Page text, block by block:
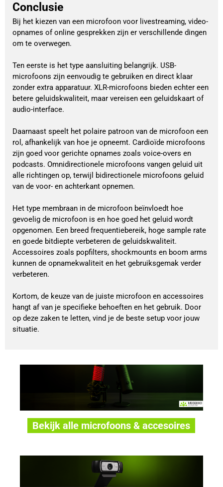
Conclusie
Bij het kiezen van een microfoon voor livestreaming, video-
opnames of online gesprekken zijn er verschillende dingen
om te overwegen.
Ten eerste is het type aansluiting belangrijk. USB-
microfoons zijn eenvoudig te gebruiken en direct klaar
zonder extra apparatuur. XLR-microfoons bieden echter een
betere geluidskwaliteit, maar vereisen een geluidskaart of
audio-interface.
Daarnaast speelt het polaire patroon van de microfoon een
rol, afhankelijk van hoe je opneemt. Cardioïde microfoons
zijn goed voor gerichte opnames zoals voice-overs en
podcasts. Omnidirectionele microfoons vangen geluid uit
alle richtingen op, terwijl bidirectionele microfoons geluid
van de voor- en achterkant opnemen.
Het type membraan in de microfoon beïnvloedt hoe
gevoelig de microfoon is en hoe goed het geluid wordt
opgenomen. Een breed frequentiebereik, hoge sample rate
en goede bitdiepte verbeteren de geluidskwaliteit.
Accessoires zoals popfilters, shockmounts en boom arms
kunnen de opnamekwaliteit en het gebruiksgemak verder
verbeteren.
Kortom, de keuze van de juiste microfoon en accessoires
hangt af van je specifieke behoeften en het gebruik. Door
op deze zaken te letten, vind je de beste setup voor jouw
situatie.
Bekijk alle microfoons & accesoires